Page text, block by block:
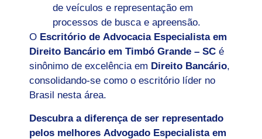
de veículos e representação em
processos de busca e apreensão.
O Escritório de Advocacia Especialista em
Direito Bancário em Timbó Grande – SC é
sinônimo de excelência em Direito Bancário,
consolidando-se como o escritório líder no
Brasil nesta área.
Descubra a diferença de ser representado
pelos melhores Advogado Especialista em